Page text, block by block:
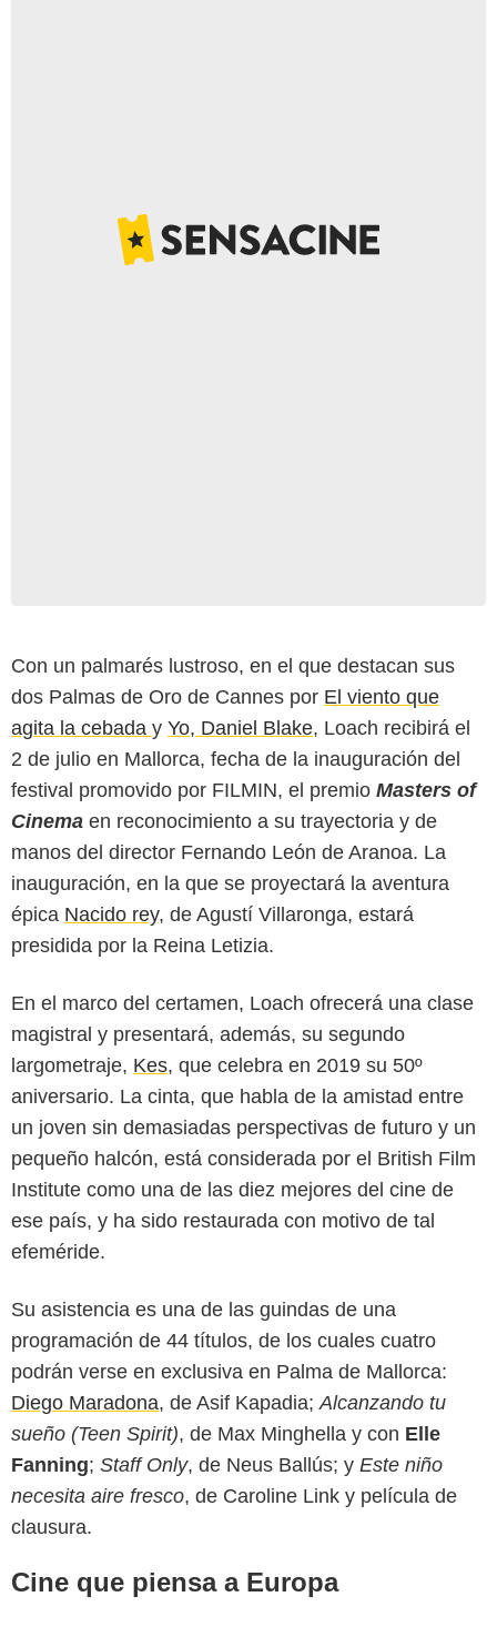
Con un palmarés lustroso, en el que destacan sus
dos Palmas de Oro de Cannes por El viento que
agita la cebada y Yo, Daniel Blake, Loach recibirá el
2 de julio en Mallorca, fecha de la inauguración del
festival promovido por FILMIN, el premio Masters of
Cinema en reconocimiento a su trayectoria y de
manos del director Fernando León de Aranoa. La
inauguración, en la que se proyectará la aventura
épica Nacido rey, de Agustí Villaronga, estará
presidida por la Reina Letizia.
En el marco del certamen, Loach ofrecerá una clase
magistral y presentará, además, su segundo
largometraje, Kes, que celebra en 2019 su 50º
aniversario. La cinta, que habla de la amistad entre
un joven sin demasiadas perspectivas de futuro y un
pequeño halcón, está considerada por el British Film
Institute como una de las diez mejores del cine de
ese país, y ha sido restaurada con motivo de tal
efeméride.
Su asistencia es una de las guindas de una
programación de 44 títulos, de los cuales cuatro
podrán verse en exclusiva en Palma de Mallorca:
Diego Maradona, de Asif Kapadia; Alcanzando tu
sueño (Teen Spirit), de Max Minghella y con Elle
Fanning; Staff Only, de Neus Ballús; y Este niño
necesita aire fresco, de Caroline Link y película de
clausura.
Cine que piensa a Europa